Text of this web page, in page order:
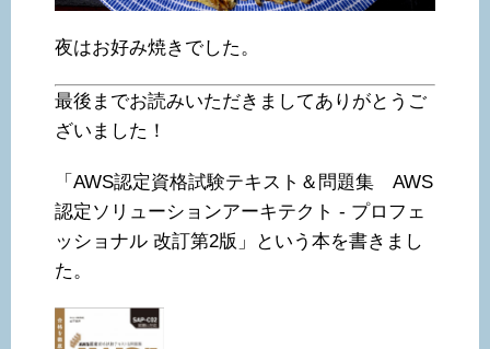
夜はお好み焼きでした。
最後までお読みいただきましてありがとうご
ざいました！
「AWS認定資格試験テキスト＆問題集 AWS
認定ソリューションアーキテクト - プロフェ
ッショナル 改訂第2版」という本を書きまし
た。